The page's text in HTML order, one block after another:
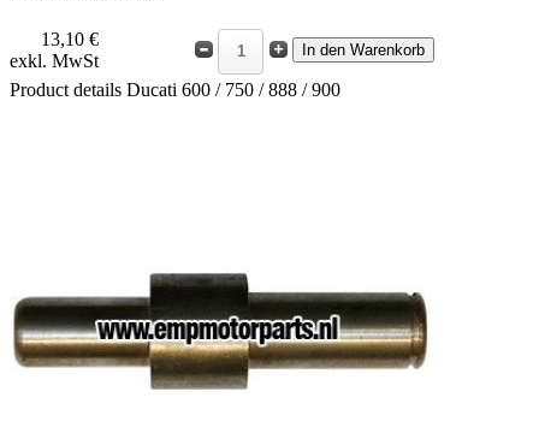
13,10 €
exkl. MwSt
Product details Ducati 600 / 750 / 888 / 900